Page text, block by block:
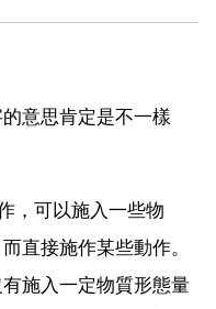
意思肯定是不一樣
，可以施入一些物
直接施作某些動作。
施入一定物質形態量